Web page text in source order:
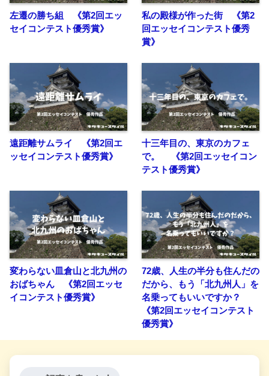
左遷の勝ち組 《第2回エッ
セイコンテスト優秀賞》
私の殿様が作った街 《第2
回エッセイコンテスト優秀
賞》
遠距離サムライ 《第2回エ
ッセイコンテスト優秀賞》
十三年目の、東京のカフェ
で。 《第2回エッセイコン
テスト優秀賞》
変わらない皿倉山と北九州の
おばちゃん 《第2回エッセ
イコンテスト優秀賞》
72歳、人生の半分も住んだの
だから、もう「北九州人」を
名乗ってもいいですか？
《第2回エッセイコンテスト
優秀賞》